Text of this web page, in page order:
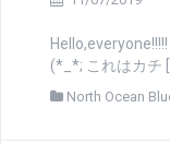
(*_*; これはカチ
North Ocean